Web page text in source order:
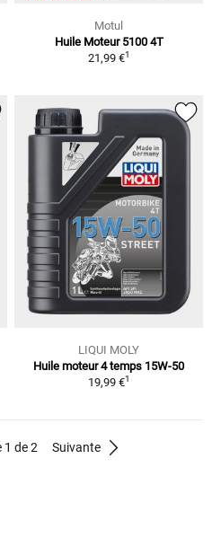
Motul
Huile Moteur 5100 4T
21,99 €1
LIQUI MOLY
Huile moteur 4 temps 15W-50
19,99 €1
1 de 2 Suivante